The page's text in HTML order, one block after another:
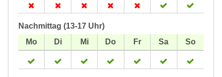
Nachmittag (13-17 Uhr)